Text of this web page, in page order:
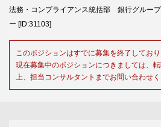
法務・コンプライアンス統括部 銀行グルー
ー [ID:31103]
このポジションはすでに募集を終了しており
現在募集中のポジションにつきましては、
上、担当コンサルタントまでお問い合わせく